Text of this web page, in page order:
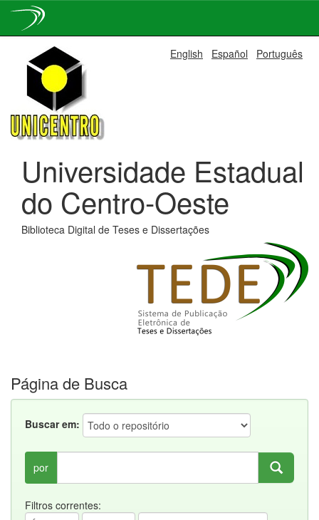
navigation
English Español Português
Universidade Estadual
do Centro-Oeste
Biblioteca Digital de Teses e Dissertações
Página de Busca
Buscar em:
por
Filtros correntes: